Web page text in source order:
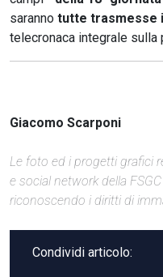
saranno tutte trasmesse
telecronaca integrale sulla
Giacomo Scarponi
Le foto ed i progetti grafici
e social network della
riconoscendo i diritti di
Condividi articolo: